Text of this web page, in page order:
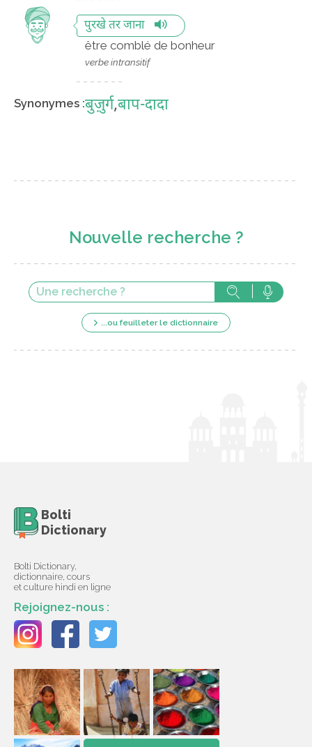
पुरखे तर जाना
être comblé de bonheur
verbe intransitif
Synonymes :बुज़ुर्ग,बाप-दादा
Nouvelle recherche ?
...ou feuilleter le dictionnaire
Bolti
Dictionary
Bolti Dictionary,
dictionnaire, cours
et culture hindi en ligne
Rejoignez-nous :